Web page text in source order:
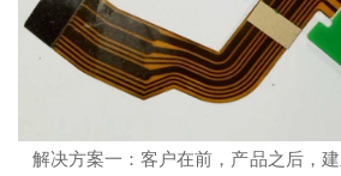
解决方案一：客户在前，产品之后，